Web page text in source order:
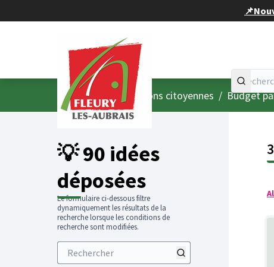
AccueilMenu principal
/ Consultations citoyennes / Budget
💡 90 idées
déposées
Le formulaire ci-dessous filtre
dynamiquement les résultats de la
recherche lorsque les conditions de
recherche sont modifiées.